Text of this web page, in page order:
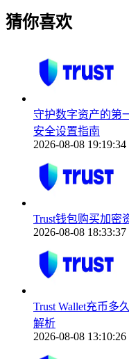
猜你喜欢
守护数字资产的第
安全设置指南
2026-08-08 19:19:34
Trust钱包购买加密
2026-08-08 18:33:37
Trust Wallet充币多
解析
2026-08-08 13:10:26